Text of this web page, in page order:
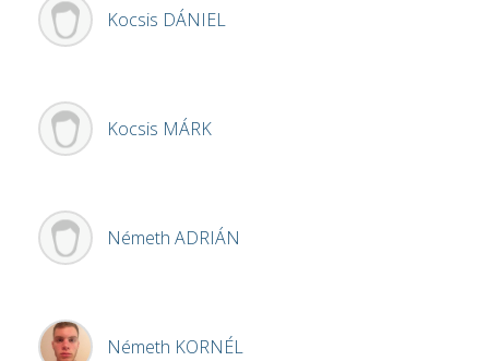
Kocsis DÁNIEL
Kocsis MÁRK
Németh ADRIÁN
Németh KORNÉL